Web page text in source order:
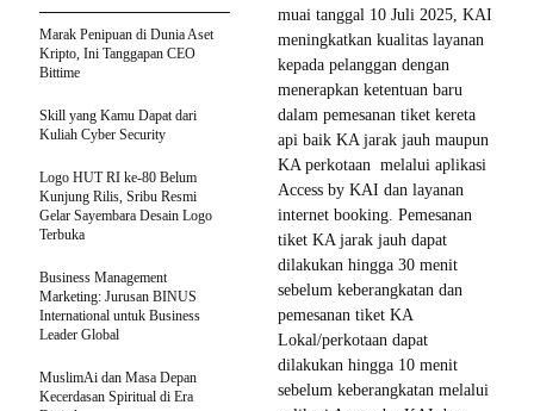
muai tanggal 10 Juli 2025, KAI
meningkatkan kualitas layanan
kepada pelanggan dengan
menerapkan ketentuan baru
dalam pemesanan tiket kereta
api baik KA jarak jauh maupun
KA perkotaan melalui aplikasi
Access by KAI dan layanan
internet booking. Pemesanan
tiket KA jarak jauh dapat
dilakukan hingga 30 menit
sebelum keberangkatan dan
pemesanan tiket KA
Lokal/perkotaan dapat
dilakukan hingga 10 menit
sebelum keberangkatan melalui
Marak Penipuan di Dunia Aset
Kripto, Ini Tanggapan CEO
Bittime
Skill yang Kamu Dapat dari
Kuliah Cyber Security
Logo HUT RI ke-80 Belum
Kunjung Rilis, Sribu Resmi
Gelar Sayembara Desain Logo
Terbuka
Business Management
Marketing: Jurusan BINUS
International untuk Business
Leader Global
MuslimAi dan Masa Depan
Kecerdasan Spiritual di Era